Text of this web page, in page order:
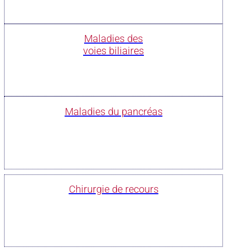
Maladies des
voies biliaires
Maladies du pancréas
Chirurgie de recours